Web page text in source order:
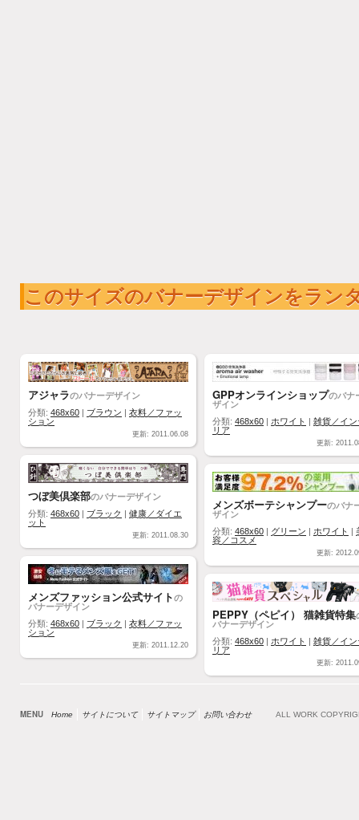
このサイズのバナーデザインをラン
アジャラのバナーデザイン
分類: 468x60 ブラウン
衣料／ファッ
ション
更新: 2011.06.08
GPPオンラインショップのバナ
ザイン
分類: 468x60 ホワイト
雑貨／イン
リア
更新:
つぼ美倶楽部のバナーデザイン
分類: 468x60 ブラック
健康／ダイエ
ット
更新: 2011.08.30
メンズボーテシャンプーのバナ
ザイン
分類: 468x60 グリーン ホワイト
容／コスメ
更新:
メンズファッション公式サイトの
バナーデザイン
分類: 468x60 ブラック
衣料／ファッ
ション
更新: 2011.12.20
PEPPY（ペピイ） 猫雑貨特集
バナーデザイン
分類: 468x60 ホワイト
雑貨／イン
リア
更新:
MENU Home サイトについて サイトマップ お問い合わせ ALL WORK